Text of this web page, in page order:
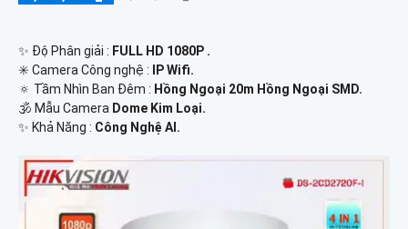
✨ Độ Phân giải : FULL HD 1080P .
✳️ Camera Công nghệ :
IP Wifi.
🔅 Tầm Nhìn Ban Đêm : Hồng Ngoại 20m Hồng Ngoại SMD.
🕉️ Mẫu Camera Dome Kim Loại.
️✨ Khả Năng : Công Nghệ AI.